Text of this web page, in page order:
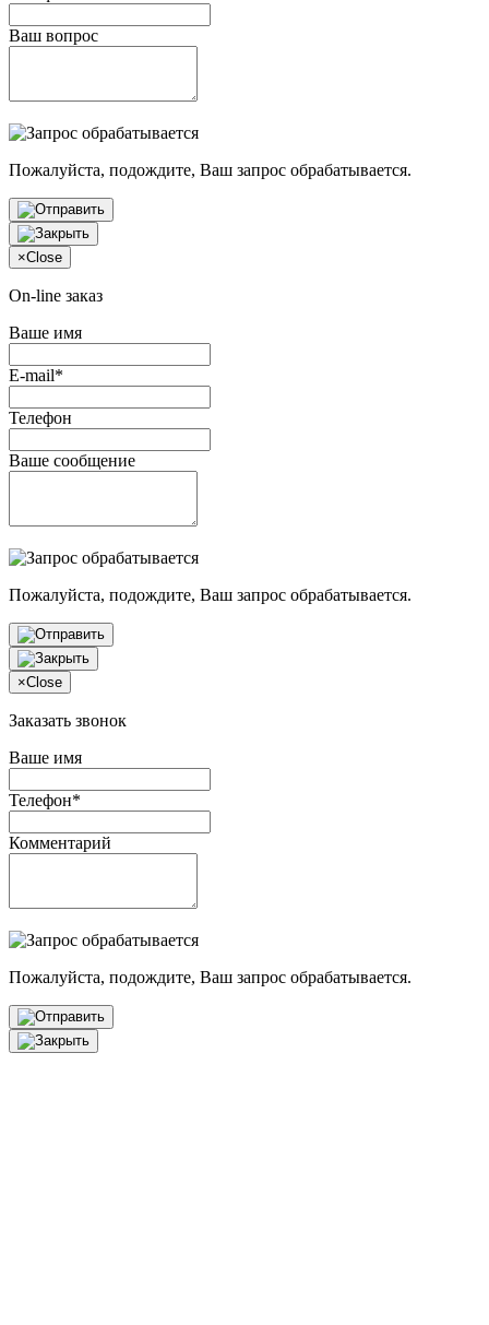
Ваш вопрос
Пожалуйста, подождите, Ваш запрос обрабатывается.
×Close
On-line заказ
Ваше имя
E-mail*
Телефон
Ваше сообщение
Пожалуйста, подождите, Ваш запрос обрабатывается.
×Close
Заказать звонок
Ваше имя
Телефон*
Комментарий
Пожалуйста, подождите, Ваш запрос обрабатывается.